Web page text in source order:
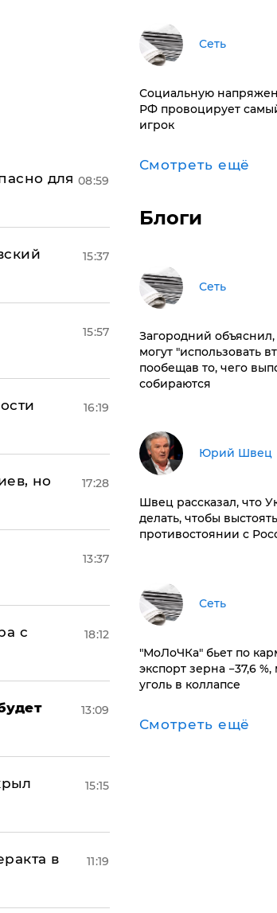
для 08:59
15:37
15:57
16:19
но
17:28
13:37
с
18:12
13:09
15:15
в
11:19
Сеть
Социальную
РФ провоцирует
игрок
Смотреть ещё
Блоги
Сеть
Загородний
могут "использовать
пообещав то, чего
собираются
Юрий Швец
Швец рассказал, что
делать, чтобы
противостоянии с
Сеть
​"МоЛоЧКа" бьет по
экспорт зерна −37,6
уголь в коллапсе
Смотреть ещё